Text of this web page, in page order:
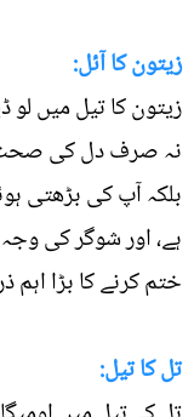
زیتون کا آئل:
زیتون کا تیل میں لو
نہ صرف دل کی صحت
بلکہ آپ کی بڑھتی
ہے، اور شوگر کی
ختم کرنے کا بڑا اہم
تل کا تیل: